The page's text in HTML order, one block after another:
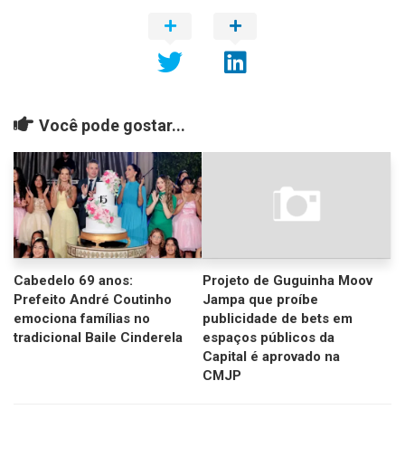
Você pode gostar...
Cabedelo 69 anos:
Prefeito André Coutinho
emociona famílias no
tradicional Baile Cinderela
Projeto de Guguinha Moov
Jampa que proíbe
publicidade de bets em
espaços públicos da
Capital é aprovado na
CMJP